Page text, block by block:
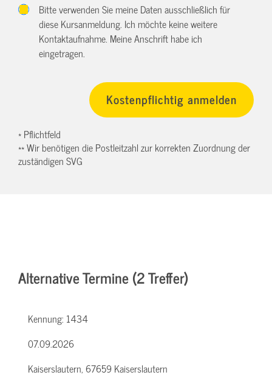
Bitte verwenden Sie meine Daten ausschließlich für
diese Kursanmeldung. Ich möchte keine weitere
Kontaktaufnahme. Meine Anschrift habe ich
eingetragen.
* Pflichtfeld
** Wir benötigen die Postleitzahl zur korrekten Zuordnung der
zuständigen SVG
Alternative Termine (2 Treffer)
Kennung: 1434
07.09.2026
Kaiserslautern, 67659 Kaiserslautern